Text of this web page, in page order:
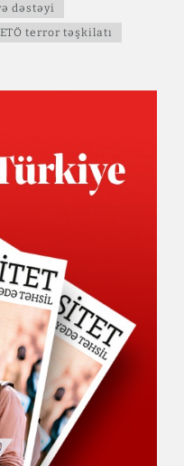
dəstəyi
terror təşkilatı